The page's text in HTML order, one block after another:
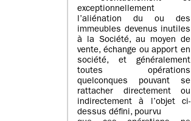
exceptionnellement
l’aliénation du ou des
immeubles devenus inutiles
à la Société, au moyen de
vente, échange ou apport en
société, et généralement
toutes opérations
quelconques pouvant se
rattacher directement ou
indirectement à l’objet ci-
dessus défini, pourvu